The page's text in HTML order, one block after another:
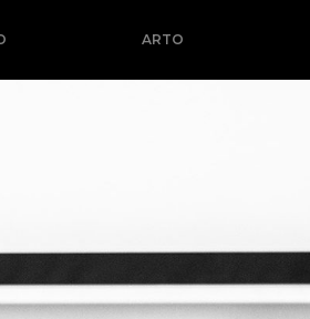
ARTO